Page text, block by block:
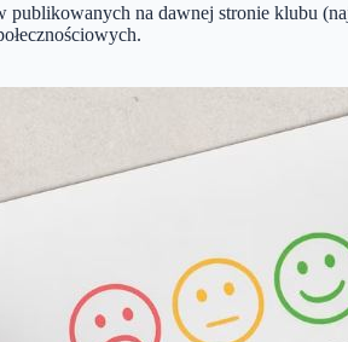
publikowanych na dawnej stronie klubu